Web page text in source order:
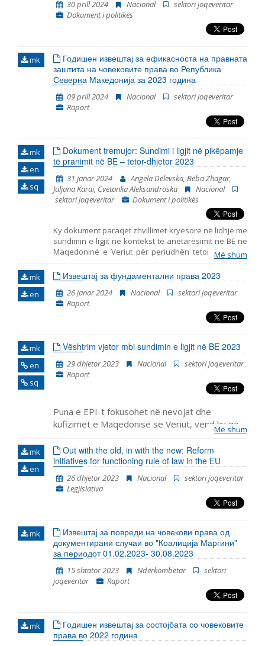
30 prill 2024 Nacional
sektori joqeveritar
Dokument i politikës
mk
Годишен извештај за ефикасноста на правната
заштита на човековите права во Република
Северна Македонија за 2023 година
09 prill 2024 Nacional
sektori joqeveritar
Raport
mk
en
sq
Dokument tremujor: Sundimi i ligjit në pikëpamje
të pranimit në BE – tetor-dhjetor 2023
31 janar 2024
Angela Delevska, Beba Zhagar,
Juljana Karai, Cvetanka Aleksandroska
Nacional
sektori joqeveritar
Dokument i politikës
Ky dokument paraqet zhvillimet kryesore në lidhje me
sundimin e ligjit në kontekst të anëtarësimit në BE në
Maqedoninë e Veriut për periudhën tetor – dhjetor
2023. Ai përfshin monitorimin e themeleve të
anëtarësimit në BE, duke përfshirë zhvillimet
kryesore në funksionimin e institucioneve
demokratike, reformën e administratës publike dhe
kapitullin 23: Gjyqësori dhe të drejtat themelore.
Më shum
mk
en
Извештај за фундаментални права 2023
26 janar 2024 Nacional
sektori joqeveritar
Raport
mk
en
sq
Vështrim vjetor mbi sundimin e ligjit në BE 2023
29 dhjetor 2023 Nacional
sektori joqeveritar
Raport
Puna e EPI-t fokusohet në nevojat dhe
kufizimet e Maqedonisë së Veriut, vend ky që
ka pritur fillimin e negociatave për anëtarësim
për më shumë se një dekadë, e që ka përjetuar
edhe rënie të mbështet
Më shum
mk
en
Out with the old, in with the new: Reform
initiatives for functioning rule of law in the EU
26 dhjetor 2023 Nacional
sektori joqeveritar
Legjislativa
mk
Извештај за повреди на човекови права од
документирани случаи во "Коалиција Маргини"
за периодот 01.02.2023- 30.08.2023
15 shtator 2023 Ndërkombëtar
sektori
joqeveritar
Raport
mk
Годишен извештај за состојбата со човековите
права во 2022 година